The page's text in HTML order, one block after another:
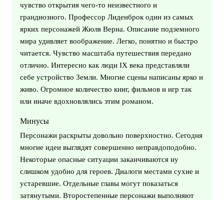
чувство открытия чего-то неизвестного и
грандиозного. Профессор Лиденброк один из самых
ярких персонажей Жюля Верна. Описание подземного
мира удивляет воображение. Легко, понятно и быстро
читается. Чувство масштаба путешествия передано
отлично. Интересно как люди IX века представляли
себе устройство Земли. Многие сцены написаны ярко и
живо. Огромное количество книг, фильмов и игр так
или иначе вдохновлялись этим романом.
Минусы
Персонажи раскрыты довольно поверхностно. Сегодня
многие идеи выглядят совершенно неправдоподобно.
Некоторые опасные ситуации заканчиваются ну
слишком удобно для героев. Диалоги местами сухие и
устаревшие. Отдельные главы могут показаться
затянутыми. Второстепенные персонажи выполняют